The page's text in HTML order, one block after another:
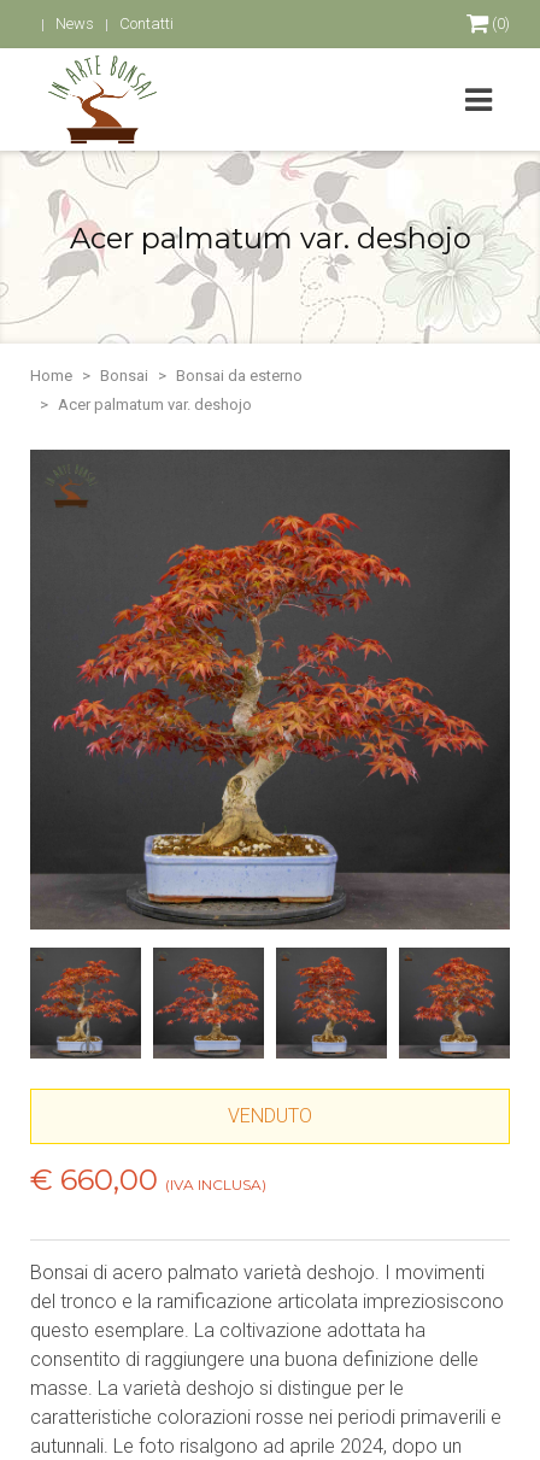
News Contatti (0)
Acer palmatum var. deshojo
Home Bonsai
Bonsai da esterno
Acer palmatum var. deshojo
VENDUTO
€ 660,00 (IVA INCLUSA)
Bonsai di acero palmato varietà deshojo. I movimenti
del tronco e la ramificazione articolata impreziosiscono
questo esemplare. La coltivazione adottata ha
consentito di raggiungere una buona definizione delle
masse. La varietà deshojo si distingue per le
caratteristiche colorazioni rosse nei periodi primaverili e
autunnali. Le foto risalgono ad aprile 2024, dopo un